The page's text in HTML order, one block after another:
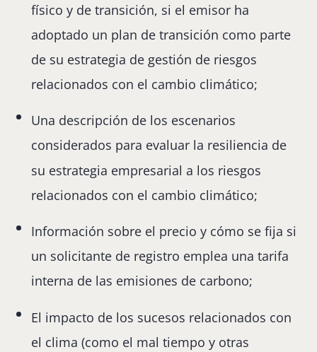
físico y de transición, si el emisor ha
adoptado un plan de transición como parte
de su estrategia de gestión de riesgos
relacionados con el cambio climático;
Una descripción de los escenarios
considerados para evaluar la resiliencia de
su estrategia empresarial a los riesgos
relacionados con el cambio climático;
Información sobre el precio y cómo se fija si
un solicitante de registro emplea una tarifa
interna de las emisiones de carbono;
El impacto de los sucesos relacionados con
el clima (como el mal tiempo y otras